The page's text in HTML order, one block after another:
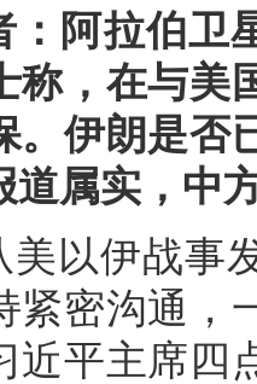
：阿拉伯卫
称，在与美
。伊朗是否
道属实，中
美以伊战事
紧密沟通，
近平主席四